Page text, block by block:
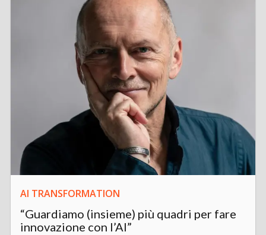
AI TRANSFORMATION
“Guardiamo (insieme) più quadri per fare
innovazione con l’AI”